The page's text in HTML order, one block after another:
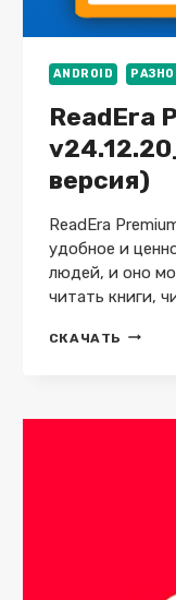
ANDROID
ReadEra
версия)
ReadEra
удобное и
людей, и оно
читать книги,
СКАЧАТЬ